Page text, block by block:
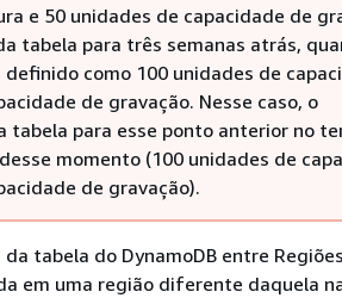
e 50 unidades de capacidade de
tabela para três semanas atrás,
como 100 unidades de
de gravação. Nesse caso, o
tabela para esse ponto anterior no
momento (100 unidades de
de gravação).
tabela do DynamoDB entre
em uma região diferente daquela